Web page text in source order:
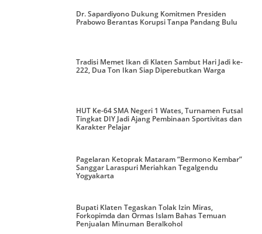
Dr. Sapardiyono Dukung Komitmen Presiden
Prabowo Berantas Korupsi Tanpa Pandang Bulu
Tradisi Memet Ikan di Klaten Sambut Hari Jadi ke-
222, Dua Ton Ikan Siap Diperebutkan Warga
HUT Ke-64 SMA Negeri 1 Wates, Turnamen Futsal
Tingkat DIY Jadi Ajang Pembinaan Sportivitas dan
Karakter Pelajar
Pagelaran Ketoprak Mataram “Bermono Kembar”
Sanggar Laraspuri Meriahkan Tegalgendu
Yogyakarta
Bupati Klaten Tegaskan Tolak Izin Miras,
Forkopimda dan Ormas Islam Bahas Temuan
Penjualan Minuman Beralkohol